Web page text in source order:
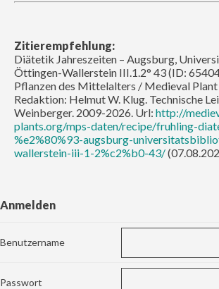
Zitierempfehlung:
Diätetik Jahreszeiten – Augsburg,
Öttingen-Wallerstein III.1.2° 43 (ID:
Pflanzen des Mittelalters / Medieval Plant
Redaktion: Helmut W. Klug. Technische
Weinberger. 2009-2026. Url: http://
plants.org/mps-daten/recipe/fruhling-
%e2%80%93-augsburg-
wallerstein-iii-1-2%c2%b0-43/
Anmelden
Benutzername
Passwort